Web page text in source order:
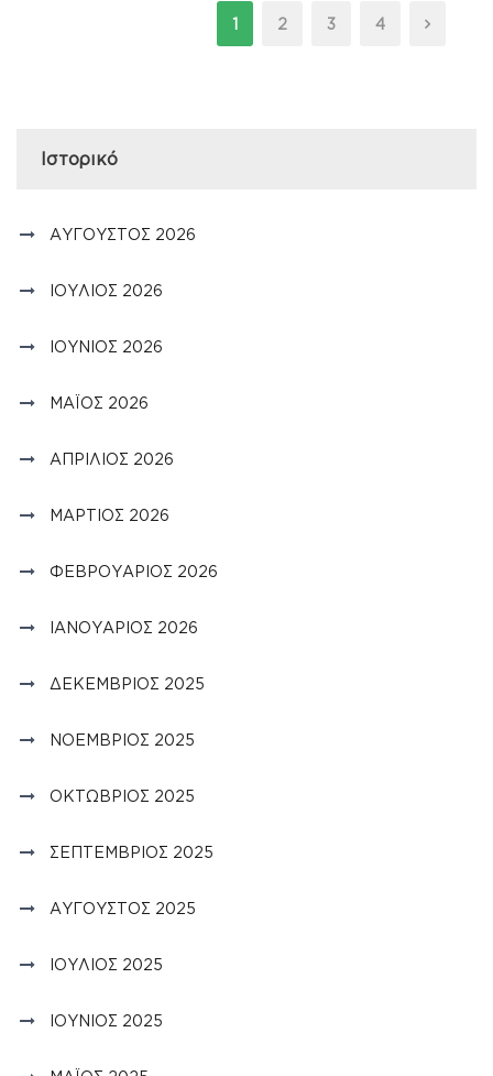
1 2 3 4
Ιστορικό
ΑΎΓΟΥΣΤΟΣ 2026
ΙΟΎΛΙΟΣ 2026
ΙΟΎΝΙΟΣ 2026
ΜΆΙΟΣ 2026
ΑΠΡΊΛΙΟΣ 2026
ΜΆΡΤΙΟΣ 2026
ΦΕΒΡΟΥΆΡΙΟΣ 2026
ΙΑΝΟΥΆΡΙΟΣ 2026
ΔΕΚΈΜΒΡΙΟΣ 2025
ΝΟΈΜΒΡΙΟΣ 2025
ΟΚΤΏΒΡΙΟΣ 2025
ΣΕΠΤΈΜΒΡΙΟΣ 2025
ΑΎΓΟΥΣΤΟΣ 2025
ΙΟΎΛΙΟΣ 2025
ΙΟΎΝΙΟΣ 2025